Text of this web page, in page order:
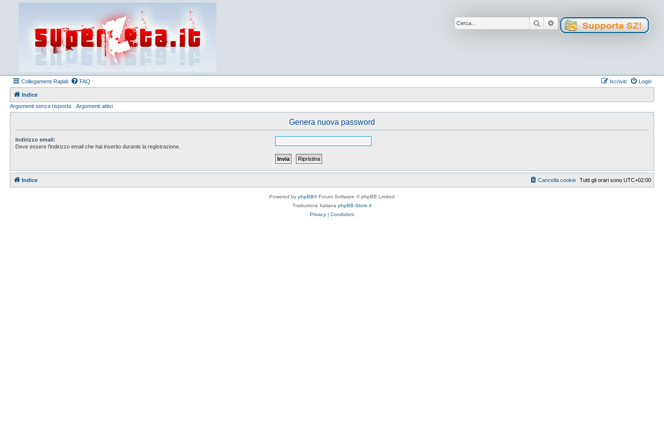
Cerca Ricerca avanzata
Collegamenti Rapidi FAQ Login
Iscriviti
Indice
Argomenti senza risposta
Argomenti attivi
Genera nuova password
Indirizzo email:
Deve essere l’indirizzo email che hai inserito durante la registrazione.
Indice Tutti gli orari sono UTC+02:00
Cancella cookie
Powered by phpBB® Forum Software © phpBB Limited
Traduzione Italiana phpBB-Store.it
Privacy | Condizioni